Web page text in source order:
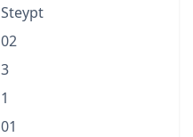
Steypt
02
3
1
01